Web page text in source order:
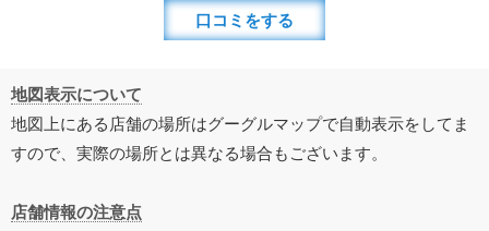
口コミをする
地図表示について
地図上にある店舗の場所はグーグルマップで自動表示をしてま
すので、実際の場所とは異なる場合もございます。
店舗情報の注意点